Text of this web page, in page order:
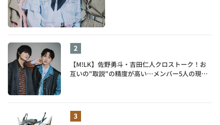
【M!LK】佐野勇斗・吉田仁人クロストーク！お
互いの"取説"の精度が高い…メンバー5人の現在